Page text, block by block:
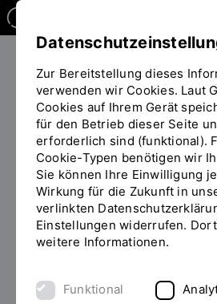
Sie
befinden
sich
auf
der
Seite
"Formular
Zusatzstudium"
Studieren Im Studium
Antragsformular
Zusatzstudium
Beantragung Zertifikat
mit * markiert) im Formular
Zur Bereitstellung dieses
verwenden wir Cookies. Laut
Cookies auf Ihrem Gerät
für den Betrieb dieser Seite
erforderlich sind (funktional).
Cookie-Typen benötigen wir
Sie können Ihre Einwilligung
Wirkung für die Zukunft in
verlinkten
Einstellungen widerrufen.
weitere Informationen.
Funktional